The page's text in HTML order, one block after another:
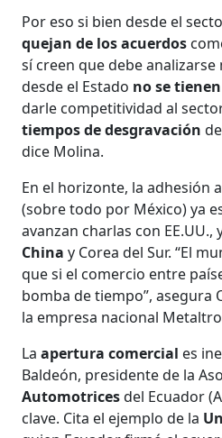
Por eso si bien desde el
quejan de los acuerdos
sí creen que debe analizarse
desde el Estado no se
darle competitividad al
tiempos de desgravación
dice Molina.
En el horizonte, la adhesión
(sobre todo por México) ya
avanzan charlas con EE.UU.,
China y Corea del Sur. “El
que si el comercio entre
bomba de tiempo”, asegura
la empresa nacional
Laapertura comercial es
Baldeón, presidente de la
Automotricesdel Ecuador
clave. Cita el ejemplo de la